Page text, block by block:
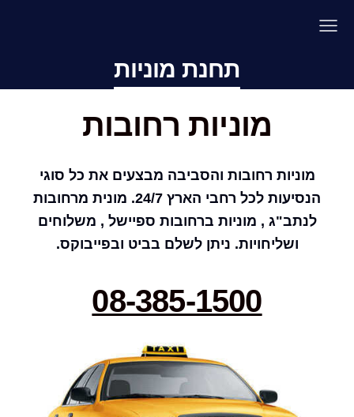
תחנת מוניות
מוניות רחובות
מוניות רחובות והסביבה מבצעים את כל סוגי
הנסיעות לכל רחבי הארץ 24/7. מונית מרחובות
לנתב"ג , מוניות ברחובות ספיישל , משלוחים
ושליחויות. ניתן לשלם בביט ובפייבוקס.
08-385-1500